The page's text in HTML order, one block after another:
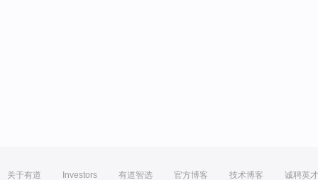
关于有道 Investors 有道智选 官方博客 技术博客 诚聘英才